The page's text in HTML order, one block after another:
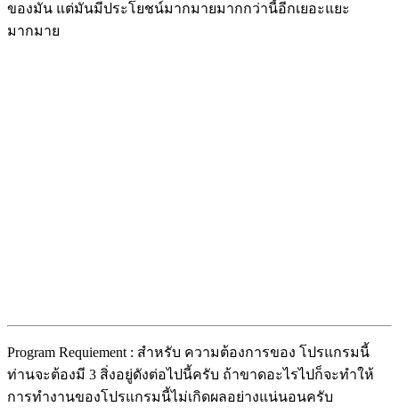
ของมัน แต่มันมีประโยชน์มากมายมากกว่านี้อีกเยอะแยะ
มากมาย
Program Requiement : สำหรับ ความต้องการของ โปรแกรมนี้
ท่านจะต้องมี 3 สิ่งอยู่ดังต่อไปนี้ครับ ถ้าขาดอะไรไปก็จะทำให้
การทำงานของโปรแกรมนี้ไม่เกิดผลอย่างแน่นอนครับ